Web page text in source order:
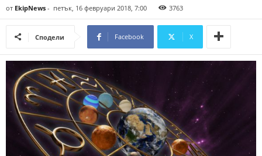
от EkipNews - петък, 16 февруари 2018, 7:00 3763
Сподели Facebook X